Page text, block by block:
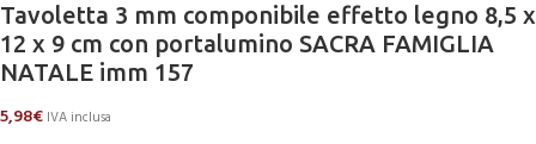
Tavoletta 3 mm componibile effetto legno 8,5 x
12 x 9 cm con portalumino SACRA FAMIGLIA
NATALE imm 157
5,98€ IVA inclusa